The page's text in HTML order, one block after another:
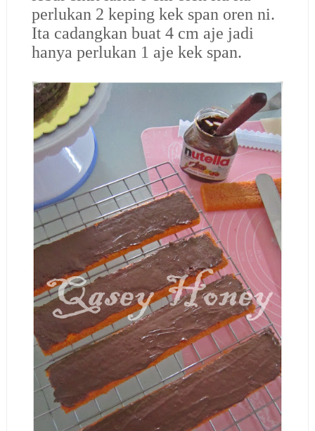
perlukan 2 keping kek span oren ni.
Ita cadangkan buat 4 cm aje jadi
hanya perlukan 1 aje kek span.